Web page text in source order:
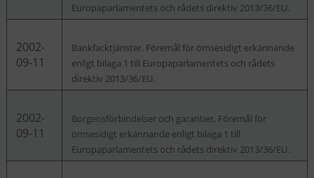
Europaparlamentets och rådets direktiv 2013/36/EU.
2002-
09-11
Bankfacktjänster. Föremål för ömsesidigt erkännande
enligt bilaga 1 till Europaparlamentets och rådets
direktiv 2013/36/EU.
2002-
09-11
Borgensförbindelser och garantier. Föremål för
ömsesidigt erkännande enligt bilaga 1 till
Europaparlamentets och rådets direktiv 2013/36/EU.